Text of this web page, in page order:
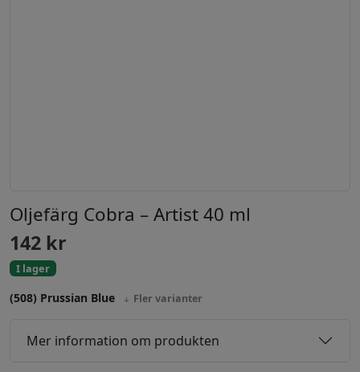
Oljefärg Cobra – Artist 40 ml
142 kr
I lager
(508) Prussian Blue Fler varianter
Mer information om produkten